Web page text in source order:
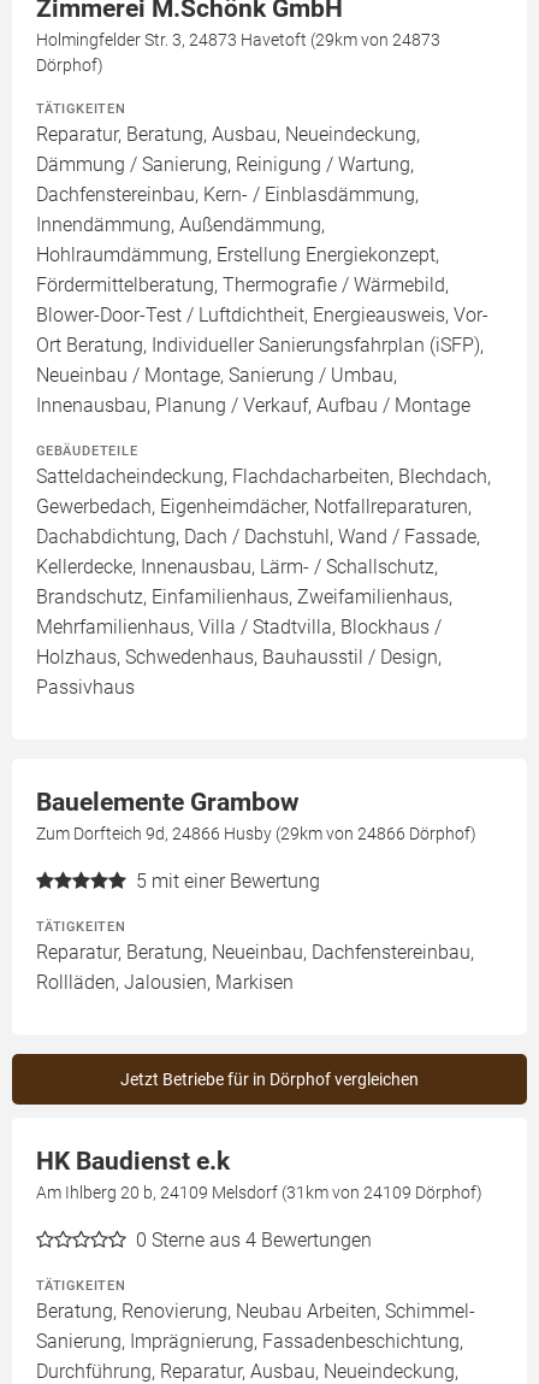
Zimmerei M.Schönk GmbH
Holmingfelder Str. 3, 24873 Havetoft (29km von 24873
Dörphof)
TÄTIGKEITEN
Reparatur, Beratung, Ausbau, Neueindeckung,
Dämmung / Sanierung, Reinigung / Wartung,
Dachfenstereinbau, Kern- / Einblasdämmung,
Innendämmung, Außendämmung,
Hohlraumdämmung, Erstellung Energiekonzept,
Fördermittelberatung, Thermografie / Wärmebild,
Blower-Door-Test / Luftdichtheit, Energieausweis, Vor-
Ort Beratung, Individueller Sanierungsfahrplan (iSFP),
Neueinbau / Montage, Sanierung / Umbau,
Innenausbau, Planung / Verkauf, Aufbau / Montage
GEBÄUDETEILE
Satteldacheindeckung, Flachdacharbeiten, Blechdach,
Gewerbedach, Eigenheimdächer, Notfallreparaturen,
Dachabdichtung, Dach / Dachstuhl, Wand / Fassade,
Kellerdecke, Innenausbau, Lärm- / Schallschutz,
Brandschutz, Einfamilienhaus, Zweifamilienhaus,
Mehrfamilienhaus, Villa / Stadtvilla, Blockhaus /
Holzhaus, Schwedenhaus, Bauhausstil / Design,
Passivhaus
Bauelemente Grambow
Zum Dorfteich 9d, 24866 Husby (29km von 24866 Dörphof)
5 mit einer Bewertung
TÄTIGKEITEN
Reparatur, Beratung, Neueinbau, Dachfenstereinbau,
Rollläden, Jalousien, Markisen
Jetzt Betriebe für in Dörphof vergleichen
HK Baudienst e.k
Am Ihlberg 20 b, 24109 Melsdorf (31km von 24109 Dörphof)
0 Sterne aus 4 Bewertungen
TÄTIGKEITEN
Beratung, Renovierung, Neubau Arbeiten, Schimmel-
Sanierung, Imprägnierung, Fassadenbeschichtung,
Durchführung, Reparatur, Ausbau, Neueindeckung,